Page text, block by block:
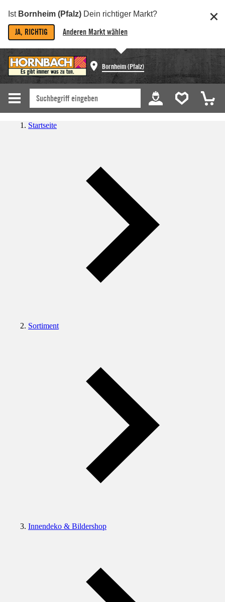
Ist Bornheim (Pfalz) Dein richtiger Markt?
JA, RICHTIG Anderen Markt wählen
Bornheim (Pfalz)
Startseite
Sortiment
Innendeko & Bildershop